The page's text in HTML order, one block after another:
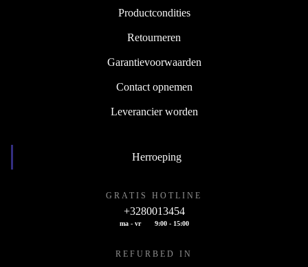
Productcondities
Retourneren
Garantievoorwaarden
Contact opnemen
Leverancier worden
Herroeping
GRATIS HOTLINE
+3280013454
ma - vr 9:00 - 15:00
REFURBED IN